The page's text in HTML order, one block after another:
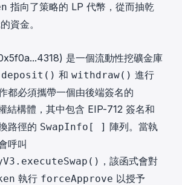
指向了策略的 LP 代幣，從而抽乾
資金。
) 是一個流動性挖礦金庫
deposit() 和 withdraw() 進行
都必須攜帶一個由後端簽名的
結構體，其中包含 EIP-712 簽名和
路徑的 SwapInfo[ ] 陣列。當執
呼叫
，該函式會對
執行 forceApprove 以授予